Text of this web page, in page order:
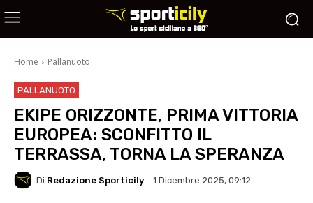
Home Pallanuoto
PALLANUOTO
EKIPE ORIZZONTE, PRIMA VITTORIA
EUROPEA: SCONFITTO IL
TERRASSA, TORNA LA SPERANZA
Di Redazione Sporticily 1 Dicembre 2025, 09:12